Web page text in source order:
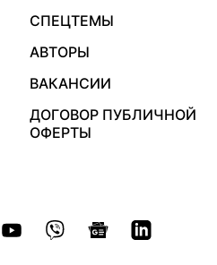
СПЕЦТЕМЫ
АВТОРЫ
ВАКАНСИИ
ДОГОВОР ПУБЛИЧНОЙ
ОФЕРТЫ